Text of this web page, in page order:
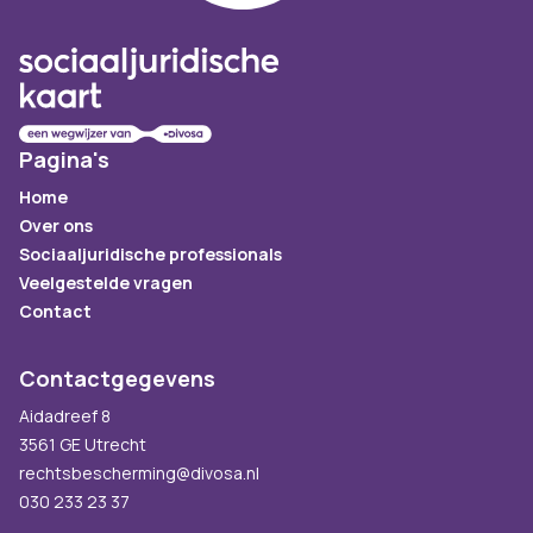
Pagina's
Home
Over ons
Sociaaljuridische professionals
Veelgestelde vragen
Contact
Contactgegevens
Aidadreef 8
3561 GE Utrecht
rechtsbescherming@divosa.nl
030 233 23 37